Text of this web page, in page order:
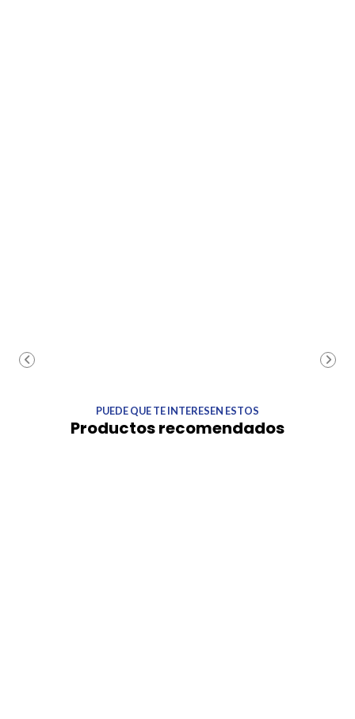
PUEDE QUE TE INTERESEN ESTOS
Productos recomendados